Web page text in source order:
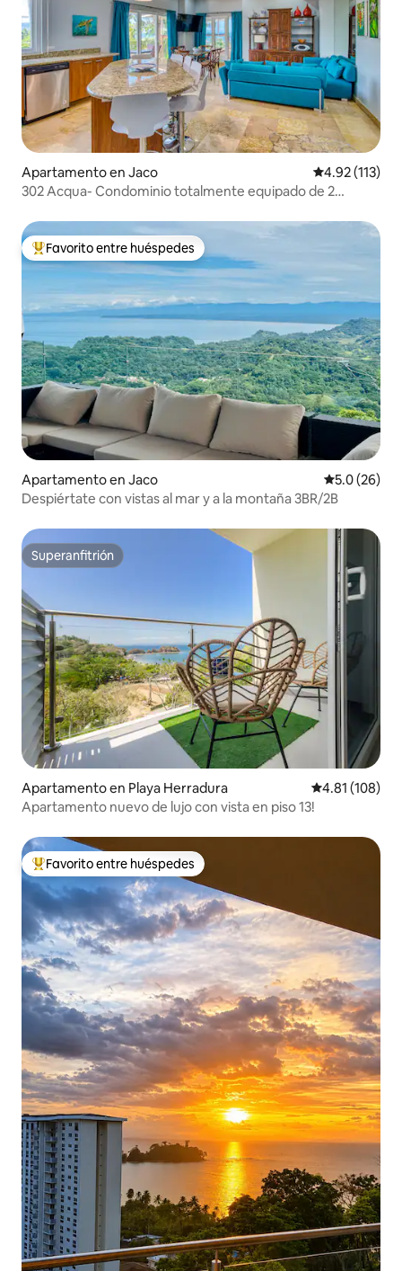
Apartamento en Jaco Calificación
4.92 (113)
302 Acqua- Condominio totalmente equipado de 2
Favorito entre huéspedes preferido
Favorito entre huéspedes
Apartamento en Jaco Calificación
5.0 (26)
Despiértate con vistas al mar y a la montaña 3BR/2B
Superanfitrión
Superanfitrión
Apartamento en Playa Herradura Calificación
4.81 (108)
Apartamento nuevo de lujo con vista en piso 13!
Favorito entre huéspedes preferido
Favorito entre huéspedes